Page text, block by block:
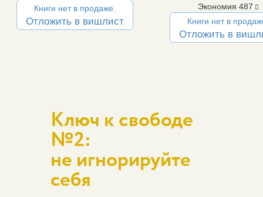
Книги нет в продаже.
Отложить в вишлист
Экономия 487
Книги нет в
Отложить в
Ключ к свободе
№2:
не игнорируйте
себя